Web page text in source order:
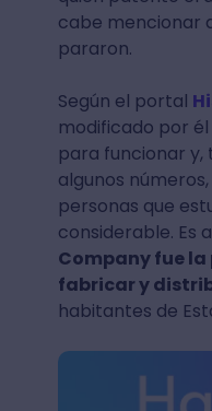
cabe mencionar
pararon.
Según el portal
modificado por
para funcionar
algunos
personas que
considerable. Es
Company fue
fabricar y
habitantes de